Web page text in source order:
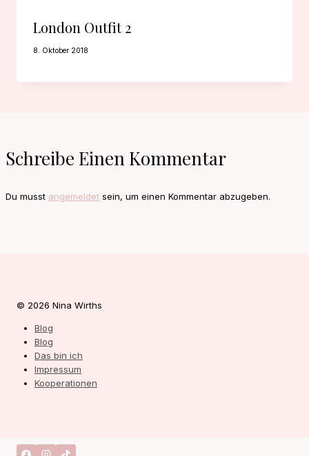
London Outfit 2
8. Oktober 2018
Schreibe Einen Kommentar
Du musst angemeldet sein, um einen Kommentar abzugeben.
© 2026 Nina Wirths
Blog
Blog
Das bin ich
Impressum
Kooperationen